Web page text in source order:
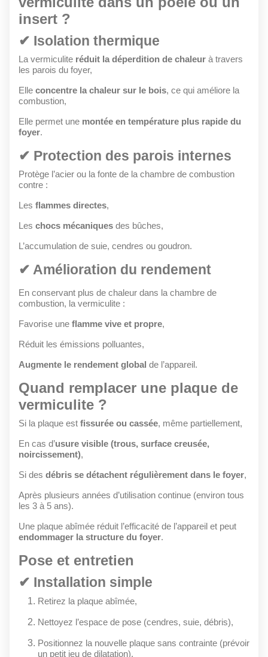
insert ?
✔ Isolation thermique
La vermiculite réduit la déperdition de chaleur à travers
les parois du foyer,
Elle concentre la chaleur sur le bois, ce qui améliore la
combustion,
Elle permet une montée en température plus rapide du
foyer.
✔ Protection des parois internes
Protège l’acier ou la fonte de la chambre de combustion
contre :
Les flammes directes,
Les chocs mécaniques des bûches,
L’accumulation de suie, cendres ou goudron.
✔ Amélioration du rendement
En conservant plus de chaleur dans la chambre de
combustion, la vermiculite :
Favorise une flamme vive et propre,
Réduit les émissions polluantes,
Augmente le rendement global de l’appareil.
Quand remplacer une plaque de
vermiculite ?
Si la plaque est fissurée ou cassée, même partiellement,
En cas d’usure visible (trous, surface creusée,
noircissement),
Si des débris se détachent régulièrement dans le foyer,
Après plusieurs années d’utilisation continue (environ tous
les 3 à 5 ans).
Une plaque abîmée réduit l’efficacité de l’appareil et peut
endommager la structure du foyer.
Pose et entretien
✔ Installation simple
Retirez la plaque abîmée,
Nettoyez l’espace de pose (cendres, suie, débris),
Positionnez la nouvelle plaque sans contrainte (prévoir
un petit jeu de dilatation),